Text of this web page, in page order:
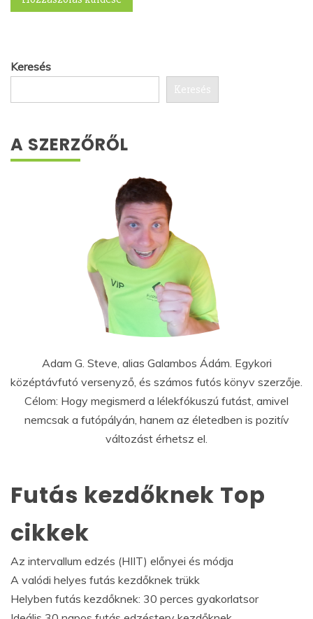
Keresés
Keresés
A SZERZŐRŐL
Adam G. Steve, alias Galambos Ádám. Egykori
középtávfutó versenyző, és számos futós könyv szerzője.
Célom: Hogy megismerd a lélekfókuszú futást, amivel
nemcsak a futópályán, hanem az életedben is pozitív
változást érhetsz el.
Futás kezdőknek Top
cikkek
Az intervallum edzés (HIIT) előnyei és módja
A valódi helyes futás kezdőknek trükk
Helyben futás kezdőknek: 30 perces gyakorlatsor